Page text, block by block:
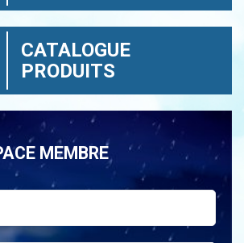
CATALOGUE
PRODUITS
MEMBRE